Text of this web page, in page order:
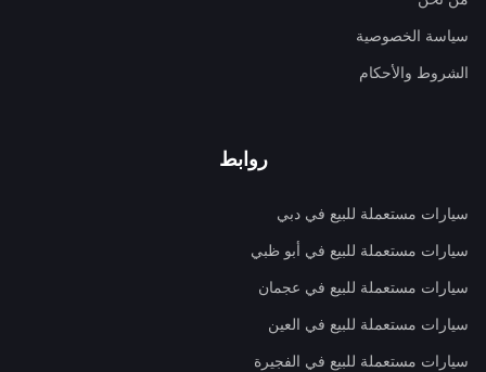
سياسة الخصوصية
الشروط والأحكام
روابط
سيارات مستعملة للبيع في دبي
سيارات مستعملة للبيع في أبو ظبي
سيارات مستعملة للبيع في عجمان
سيارات مستعملة للبيع في العين
سيارات مستعملة للبيع في الفجيرة